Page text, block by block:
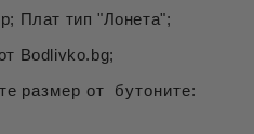
Плат тип "Лонета";
Bodlivko.bg;
размер от бутоните: